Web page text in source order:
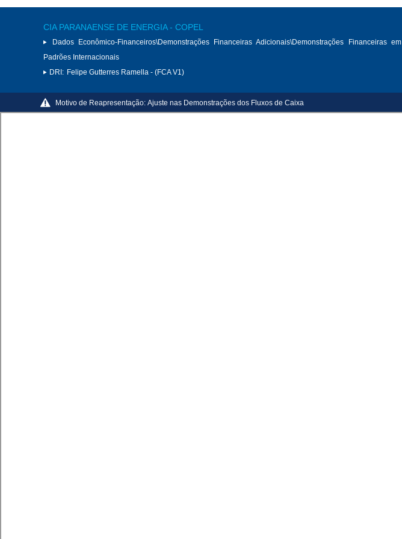
CIA PARANAENSE DE ENERGIA - COPEL
Dados Econômico-Financeiros\Demonstrações Financeiras Adicionais\Demonstrações Financeiras em
Padrões Internacionais
DRI: Felipe Gutterres Ramella - (FCA V1)
Motivo de Reapresentação: Ajuste nas Demonstrações dos Fluxos de Caixa